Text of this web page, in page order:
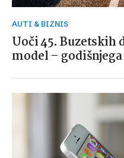
AUTI & BIZNIS
Uoči 45. Buzetskih
model –